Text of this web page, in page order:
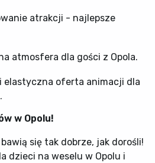
atrakcji - najlepsze
atmosfera dla gości z Opola.
elastyczna oferta animacji dla
w Opolu!
się tak dobrze, jak dorośli!
dzieci na weselu w Opolu i